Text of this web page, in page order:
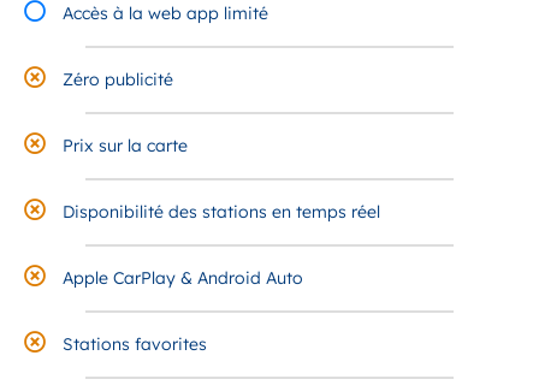
Accès à la web app limité
Zéro publicité
Prix sur la carte
Disponibilité des stations en temps réel
Apple CarPlay & Android Auto
Stations favorites